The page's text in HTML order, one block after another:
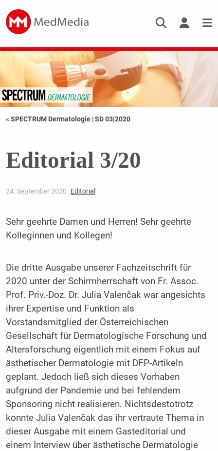
« SPECTRUM Dermatologie |SD 03|2020
Editorial 3/20
24. September 2020 Editorial
Sehr geehrte Damen und Herren! Sehr geehrte
Kolleginnen und Kollegen!
Die dritte Ausgabe unserer Fachzeitschrift für
2020 unter der Schirmherrschaft von Fr. Assoc.
Prof. Priv.-Doz. Dr. Julia Valenčak war angesichts
ihrer Expertise und Funktion als
Vorstandsmitglied der Österreichischen
Gesellschaft für Dermatologische Forschung und
Altersforschung eigentlich mit einem Fokus auf
ästhetischer Dermatologie mit DFP-Artikeln
geplant. Jedoch ließ sich dieses Vorhaben
aufgrund der Pandemie und bei fehlendem
Sponsoring nicht realisieren. Nichtsdestotrotz
konnte Julia Valenčak das ihr vertraute Thema in
dieser Ausgabe mit einem Gast­editorial und
einem Interview über ästhetische Dermatologie